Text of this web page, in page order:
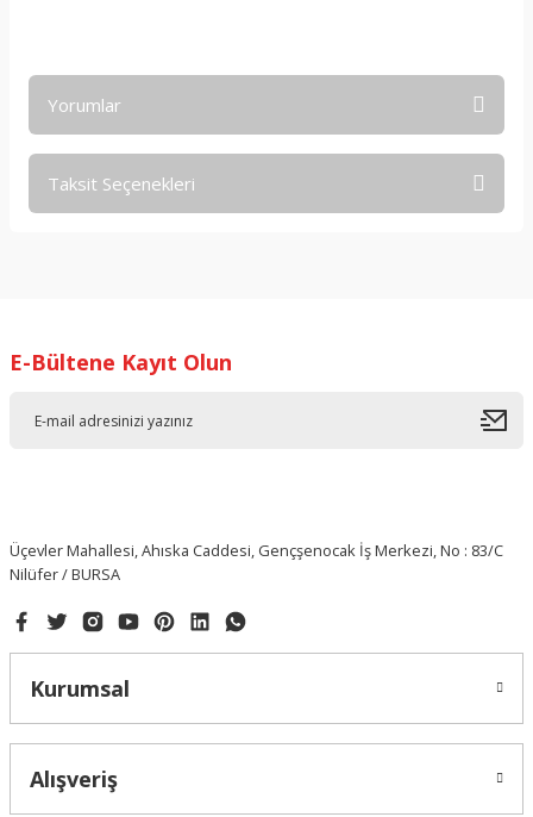
Yorumlar
Taksit Seçenekleri
E-Bültene Kayıt Olun
Üçevler Mahallesi, Ahıska Caddesi, Gençşenocak İş Merkezi, No : 83/C
Nilüfer / BURSA
Kurumsal
Alışveriş